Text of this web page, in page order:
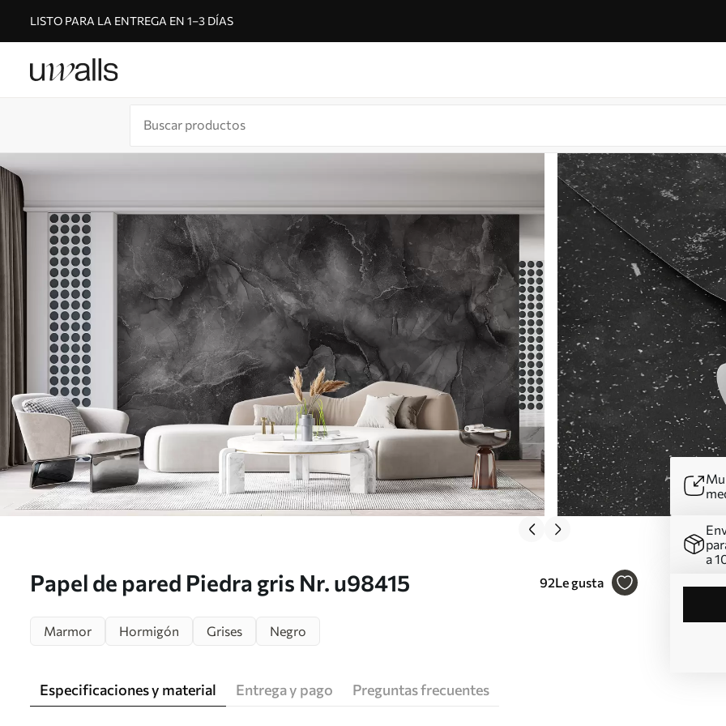
LISTO PARA LA ENTREGA EN 1–3 DÍAS
Papel de pared Piedra gris Nr. u98415 92Le gusta
a
Marmor Hormigón Grises Negro
Especificaciones y material Entrega y pago Preguntas frecuentes